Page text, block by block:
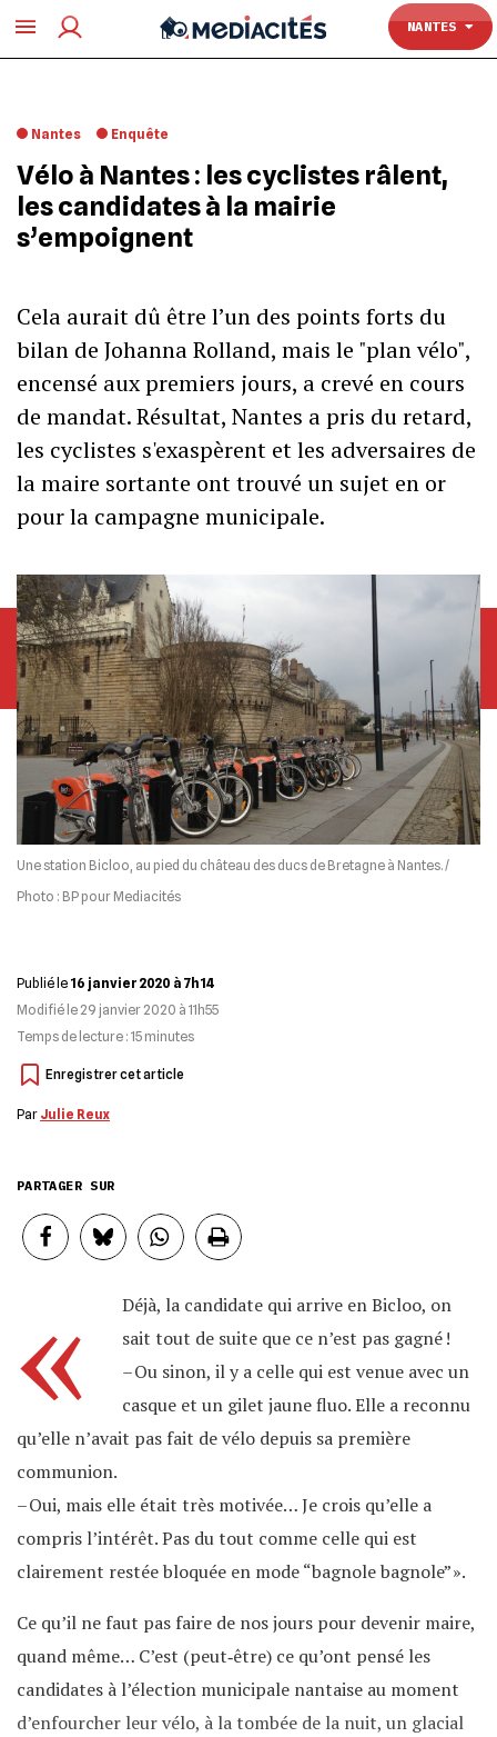
NANTES
TOULOUSE
Nantes Enquête
Vélo à Nantes : les cyclistes râlent,
les candidates à la mairie
s’empoignent
Cela aurait dû être l’un des points forts du
bilan de Johanna Rolland, mais le "plan vélo",
encensé aux premiers jours, a crevé en cours
de mandat. Résultat, Nantes a pris du retard,
les cyclistes s'exaspèrent et les adversaires de
la maire sortante ont trouvé un sujet en or
pour la campagne municipale.
Une station Bicloo, au pied du château des ducs de Bretagne à Nantes. /
Photo : BP pour Mediacités
«
Déjà, la candidate qui arrive en Bicloo, on
sait tout de suite que ce n’est pas gagné !
– Ou sinon, il y a celle qui est venue avec un
casque et un gilet jaune fluo. Elle a reconnu
qu’elle n’avait pas fait de vélo depuis sa première
communion.
– Oui, mais elle était très motivée… Je crois qu’elle a
compris l’intérêt. Pas du tout comme celle qui est
clairement restée bloquée en mode “bagnole bagnole” ».
Ce qu’il ne faut pas faire de nos jours pour devenir maire,
quand même… C’est (peut‐être) ce qu’ont pensé les
candidates à l’élection municipale nantaise au moment
d’enfourcher leur vélo, à la tombée de la nuit, un glacial
Publié le 16 janvier 2020 à 7h14
Modifié le29 janvier 2020 à 11h55
Temps de lecture : 15 minutes
Par Julie Reux
PARTAGER SUR